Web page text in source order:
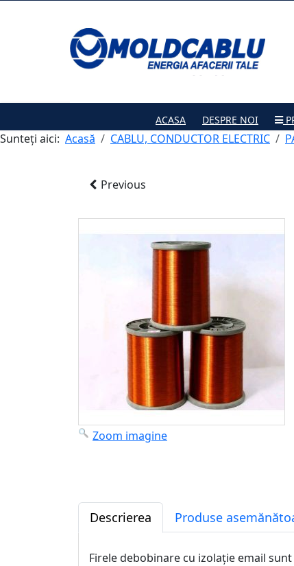
ACASA DESPRE NOI
Sunteți aici: Acasă CABLU, CONDUCTOR ELECTRIC
Previous
Zoom imagine
Descrierea Produse
Firele debobinare cu izolație email